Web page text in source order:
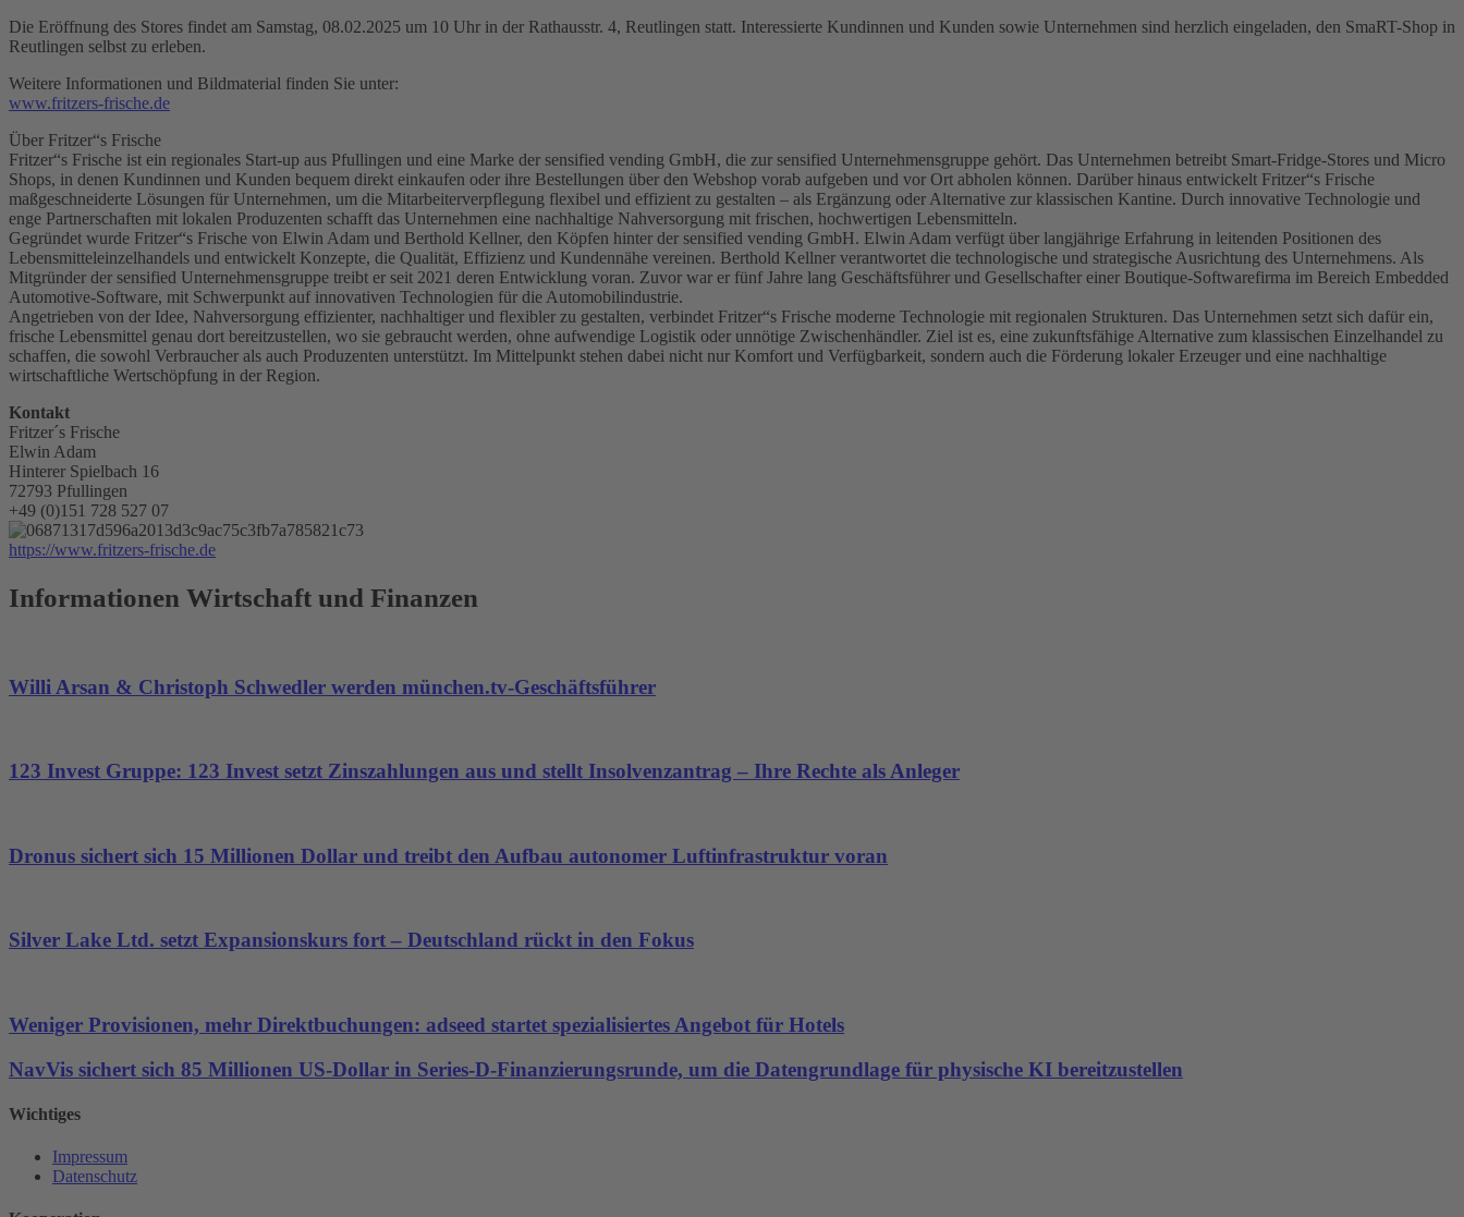
Die Eröffnung des Stores findet am Samstag, 08.02.2025 um 10 Uhr in der Rathausstr. 4, Reutlingen statt. Interessierte Kundinnen und Kunden sowie Unternehmen sind herzlich eingeladen, den SmaRT-Shop in
Reutlingen selbst zu erleben.
Weitere Informationen und Bildmaterial finden Sie unter:
www.fritzers-frische.de
Über Fritzer“s Frische
Fritzer“s Frische ist ein regionales Start-up aus Pfullingen und eine Marke der sensified vending GmbH, die zur sensified Unternehmensgruppe gehört. Das Unternehmen betreibt Smart-Fridge-Stores und Micro
Shops, in denen Kundinnen und Kunden bequem direkt einkaufen oder ihre Bestellungen über den Webshop vorab aufgeben und vor Ort abholen können. Darüber hinaus entwickelt Fritzer“s Frische
maßgeschneiderte Lösungen für Unternehmen, um die Mitarbeiterverpflegung flexibel und effizient zu gestalten – als Ergänzung oder Alternative zur klassischen Kantine. Durch innovative Technologie und
enge Partnerschaften mit lokalen Produzenten schafft das Unternehmen eine nachhaltige Nahversorgung mit frischen, hochwertigen Lebensmitteln.
Gegründet wurde Fritzer“s Frische von Elwin Adam und Berthold Kellner, den Köpfen hinter der sensified vending GmbH. Elwin Adam verfügt über langjährige Erfahrung in leitenden Positionen des
Lebensmitteleinzelhandels und entwickelt Konzepte, die Qualität, Effizienz und Kundennähe vereinen. Berthold Kellner verantwortet die technologische und strategische Ausrichtung des Unternehmens. Als
Mitgründer der sensified Unternehmensgruppe treibt er seit 2021 deren Entwicklung voran. Zuvor war er fünf Jahre lang Geschäftsführer und Gesellschafter einer Boutique-Softwarefirma im Bereich Embedded
Automotive-Software, mit Schwerpunkt auf innovativen Technologien für die Automobilindustrie.
Angetrieben von der Idee, Nahversorgung effizienter, nachhaltiger und flexibler zu gestalten, verbindet Fritzer“s Frische moderne Technologie mit regionalen Strukturen. Das Unternehmen setzt sich dafür ein,
frische Lebensmittel genau dort bereitzustellen, wo sie gebraucht werden, ohne aufwendige Logistik oder unnötige Zwischenhändler. Ziel ist es, eine zukunftsfähige Alternative zum klassischen Einzelhandel zu
schaffen, die sowohl Verbraucher als auch Produzenten unterstützt. Im Mittelpunkt stehen dabei nicht nur Komfort und Verfügbarkeit, sondern auch die Förderung lokaler Erzeuger und eine nachhaltige
wirtschaftliche Wertschöpfung in der Region.
Kontakt
Fritzer´s Frische
Elwin Adam
Hinterer Spielbach 16
72793 Pfullingen
+49 (0)151 728 527 07
https://www.fritzers-frische.de
Informationen Wirtschaft und Finanzen
Willi Arsan & Christoph Schwedler werden münchen.tv-Geschäftsführer
123 Invest Gruppe: 123 Invest setzt Zinszahlungen aus und stellt Insolvenzantrag – Ihre Rechte als Anleger
Dronus sichert sich 15 Millionen Dollar und treibt den Aufbau autonomer Luftinfrastruktur voran
Silver Lake Ltd. setzt Expansionskurs fort – Deutschland rückt in den Fokus
Weniger Provisionen, mehr Direktbuchungen: adseed startet spezialisiertes Angebot für Hotels
NavVis sichert sich 85 Millionen US-Dollar in Series-D-Finanzierungsrunde, um die Datengrundlage für physische KI bereitzustellen
Wichtiges
Impressum
Datenschutz